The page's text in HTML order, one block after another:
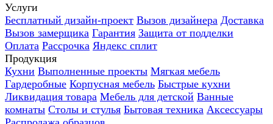
Услуги
Бесплатный дизайн-проект Вызов дизайнера Доставка
Вызов замерщика Гарантия Защита от подделки
Оплата Рассрочка Яндекс сплит
Продукция
Кухни Выполненные проекты Мягкая мебель
Гардеробные Корпусная мебель Быстрые кухни
Ликвидация товара Мебель для детской Ванные
комнаты Столы и стулья Бытовая техника Аксессуары